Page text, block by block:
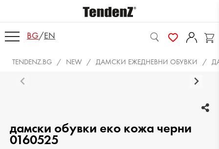
BG/EN
TENDENZ.BG NEW ДАМСКИ ЕЖЕДНЕВНИ ОБУВКИ
дамски обувки еко кожа черни
0160525